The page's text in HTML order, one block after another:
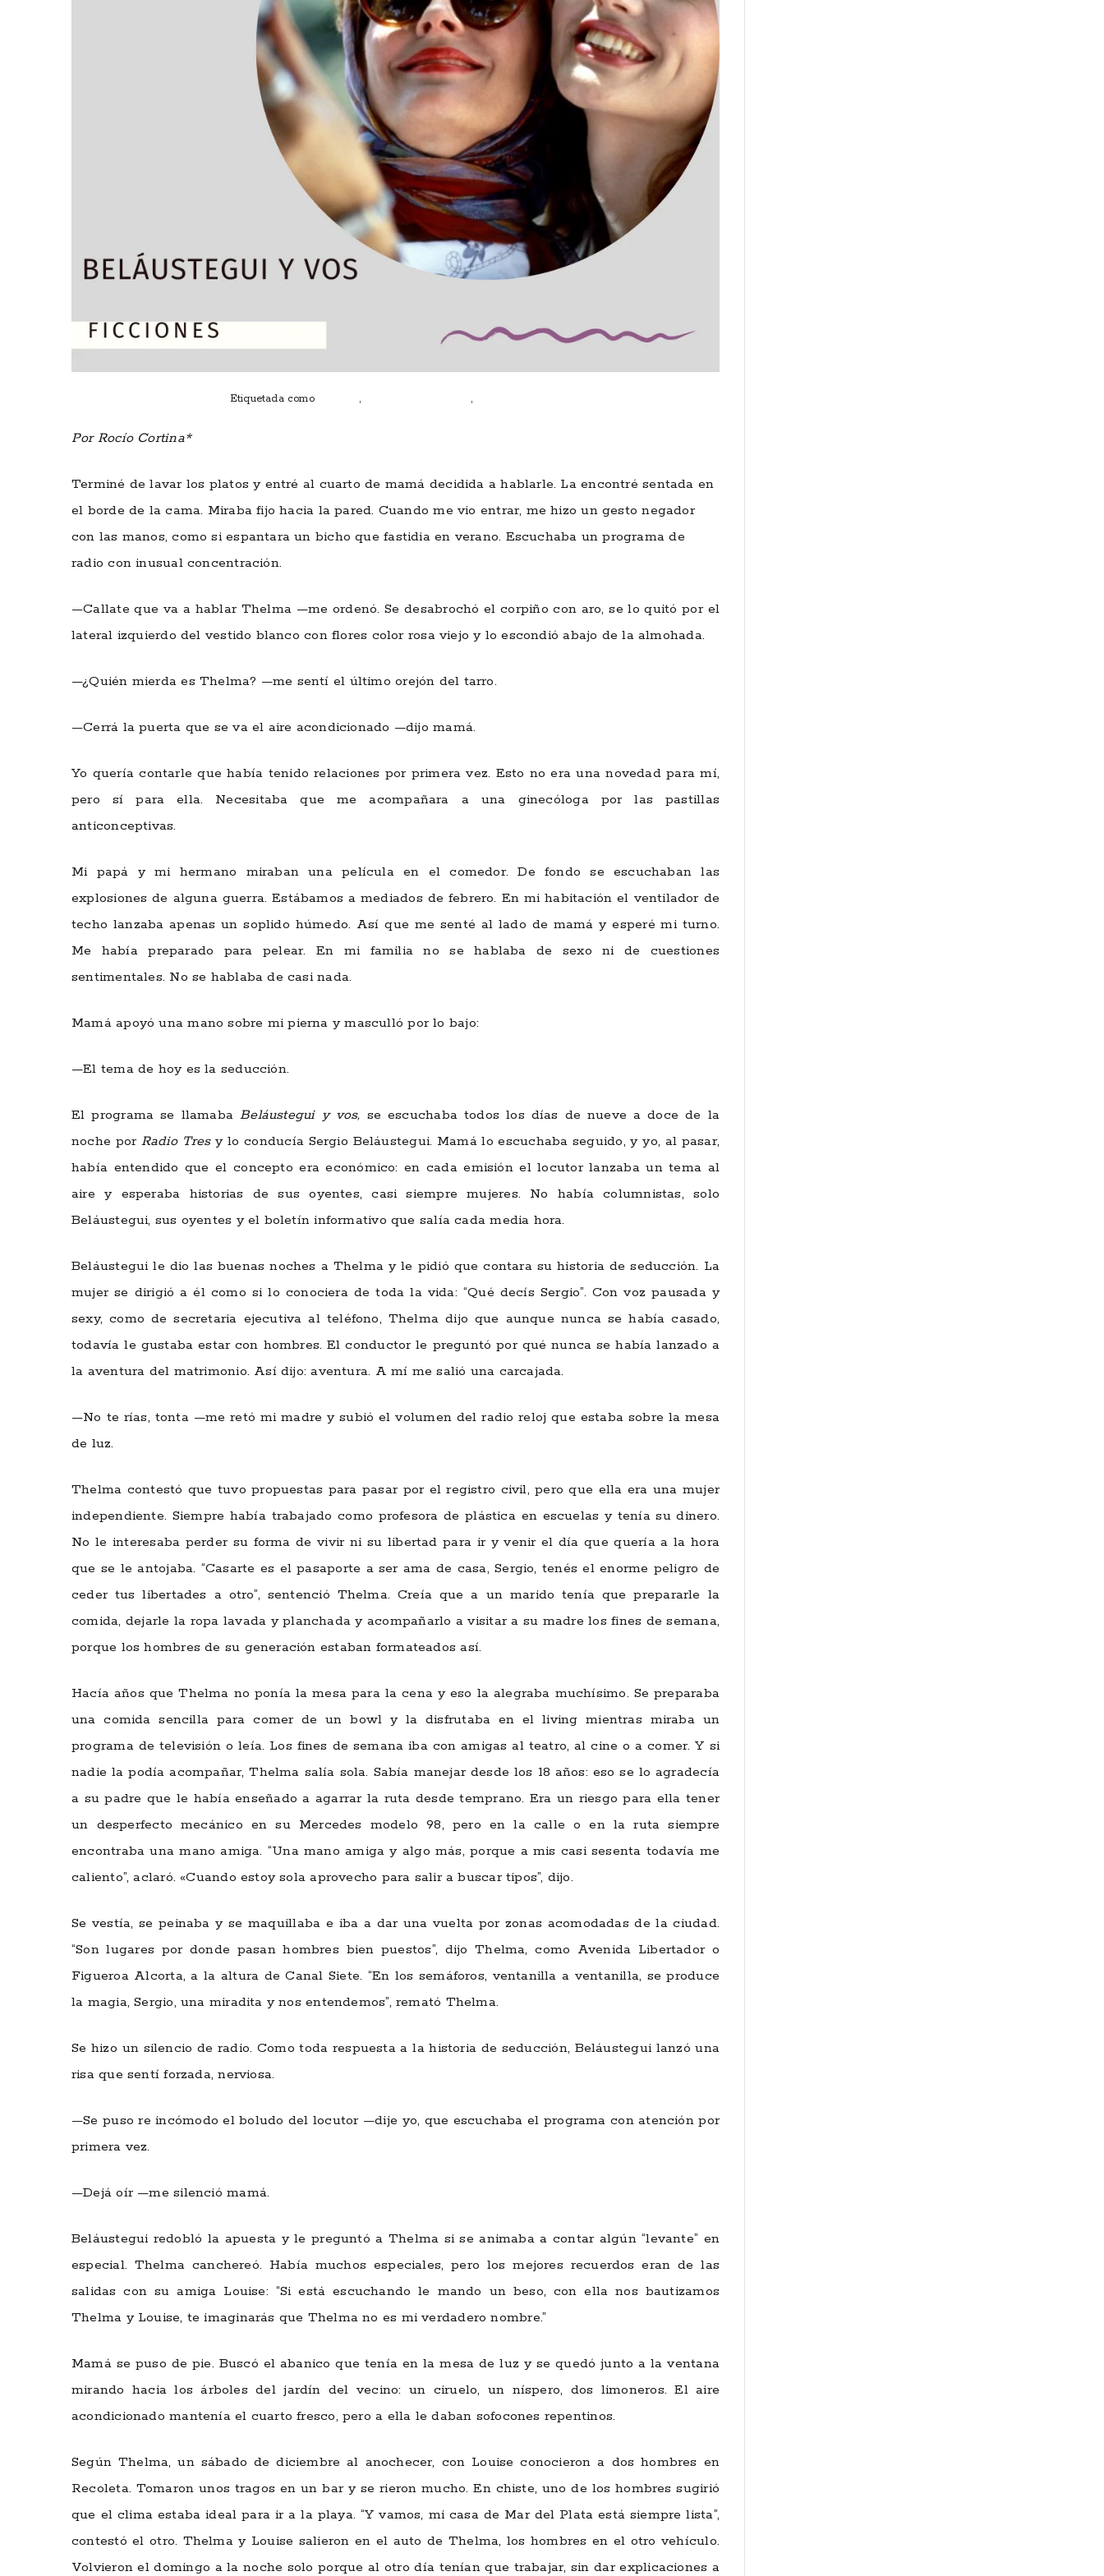
Etiquetada como , ,
Por Rocío Cortina*
Terminé de lavar los platos y entré al cuarto de mamá decidida a hablarle. La encontré sentada en
el borde de la cama. Miraba fijo hacia la pared. Cuando me vio entrar, me hizo un gesto negador
con las manos, como si espantara un bicho que fastidia en verano. Escuchaba un programa de
radio con inusual concentración.
—Callate que va a hablar Thelma —me ordenó. Se desabrochó el corpiño con aro, se lo quitó por el
lateral izquierdo del vestido blanco con flores color rosa viejo y lo escondió abajo de la almohada.
—¿Quién mierda es Thelma? —me sentí el último orejón del tarro.
—Cerrá la puerta que se va el aire acondicionado —dijo mamá.
Yo quería contarle que había tenido relaciones por primera vez. Esto no era una novedad para mí,
pero sí para ella. Necesitaba que me acompañara a una ginecóloga por las pastillas
anticonceptivas.
Mi papá y mi hermano miraban una película en el comedor. De fondo se escuchaban las
explosiones de alguna guerra. Estábamos a mediados de febrero. En mi habitación el ventilador de
techo lanzaba apenas un soplido húmedo. Así que me senté al lado de mamá y esperé mi turno.
Me había preparado para pelear. En mi familia no se hablaba de sexo ni de cuestiones
sentimentales. No se hablaba de casi nada.
Mamá apoyó una mano sobre mi pierna y masculló por lo bajo:
—El tema de hoy es la seducción.
El programa se llamabaBeláustegui y vos, se escuchaba todos los días de nueve a doce de la
noche porRadio Tresy lo conducía Sergio Beláustegui. Mamá lo escuchaba seguido, y yo, al pasar,
había entendido que el concepto era económico: en cada emisión el locutor lanzaba un tema al
aire y esperaba historias de sus oyentes, casi siempre mujeres. No había columnistas, solo
Beláustegui, sus oyentes y el boletín informativo que salía cada media hora.
Beláustegui le dio las buenas noches a Thelma y le pidió que contara su historia de seducción. La
mujer se dirigió a él como si lo conociera de toda la vida: “Qué decís Sergio”. Con voz pausada y
sexy, como de secretaria ejecutiva al teléfono, Thelma dijo que aunque nunca se había casado,
todavía le gustaba estar con hombres. El conductor le preguntó por qué nunca se había lanzado a
la aventura del matrimonio. Así dijo: aventura. A mí me salió una carcajada.
—No te rías, tonta —me retó mi madre y subió el volumen del radio reloj que estaba sobre la mesa
de luz.
Thelma contestó que tuvo propuestas para pasar por el registro civil, pero que ella era una mujer
independiente. Siempre había trabajado como profesora de plástica en escuelas y tenía su dinero.
No le interesaba perder su forma de vivir ni su libertad para ir y venir el día que quería a la hora
que se le antojaba. “Casarte es el pasaporte a ser ama de casa, Sergio, tenés el enorme peligro de
ceder tus libertades a otro”, sentenció Thelma. Creía que a un marido tenía que prepararle la
comida, dejarle la ropa lavada y planchada y acompañarlo a visitar a su madre los fines de semana,
porque los hombres de su generación estaban formateados así.
Hacía años que Thelma no ponía la mesa para la cena y eso la alegraba muchísimo. Se preparaba
una comida sencilla para comer de un bowl y la disfrutaba en el living mientras miraba un
programa de televisión o leía. Los fines de semana iba con amigas al teatro, al cine o a comer. Y si
nadie la podía acompañar, Thelma salía sola. Sabía manejar desde los 18 años: eso se lo agradecía
a su padre que le había enseñado a agarrar la ruta desde temprano. Era un riesgo para ella tener
un desperfecto mecánico en su Mercedes modelo 98, pero en la calle o en la ruta siempre
encontraba una mano amiga. “Una mano amiga y algo más, porque a mis casi sesenta todavía me
caliento”, aclaró. «Cuando estoy sola aprovecho para salir a buscar tipos”, dijo.
Se vestía, se peinaba y se maquillaba e iba a dar una vuelta por zonas acomodadas de la ciudad.
“Son lugares por donde pasan hombres bien puestos”, dijo Thelma, como Avenida Libertador o
Figueroa Alcorta, a la altura de Canal Siete. “En los semáforos, ventanilla a ventanilla, se produce
la magia, Sergio, una miradita y nos entendemos”, remató Thelma.
Se hizo un silencio de radio. Como toda respuesta a la historia de seducción, Beláustegui lanzó una
risa que sentí forzada, nerviosa.
—Se puso re incómodo el boludo del locutor —dije yo, que escuchaba el programa con atención por
primera vez.
—Dejá oír —me silenció mamá.
Beláustegui redobló la apuesta y le preguntó a Thelma si se animaba a contar algún “levante” en
especial. Thelma canchereó. Había muchos especiales, pero los mejores recuerdos eran de las
salidas con su amiga Louise: “Si está escuchando le mando un beso, con ella nos bautizamos
Thelma y Louise, te imaginarás que Thelma no es mi verdadero nombre.”
Mamá se puso de pie. Buscó el abanico que tenía en la mesa de luz y se quedó junto a la ventana
mirando hacia los árboles del jardín del vecino: un ciruelo, un níspero, dos limoneros. El aire
acondicionado mantenía el cuarto fresco, pero a ella le daban sofocones repentinos.
Según Thelma, un sábado de diciembre al anochecer, con Louise conocieron a dos hombres en
Recoleta. Tomaron unos tragos en un bar y se rieron mucho. En chiste, uno de los hombres sugirió
que el clima estaba ideal para ir a la playa. “Y vamos, mi casa de Mar del Plata está siempre lista”,
contestó el otro. Thelma y Louise salieron en el auto de Thelma, los hombres en el otro vehículo.
Volvieron el domingo a la noche solo porque al otro día tenían que trabajar, sin dar explicaciones a